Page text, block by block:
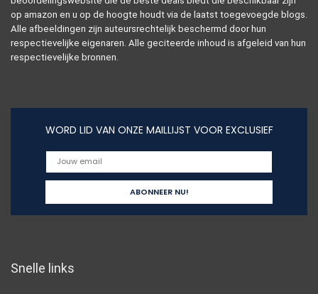
op amazon en u op de hoogte houdt via de laatst toegevoegde blogs.
Alle afbeeldingen zijn auteursrechtelijk beschermd door hun
respectievelijke eigenaren. Alle geciteerde inhoud is afgeleid van hun
respectievelijke bronnen.
WORD LID VAN ONZE MAILLIJST VOOR EXCLUSIEF
Snelle links